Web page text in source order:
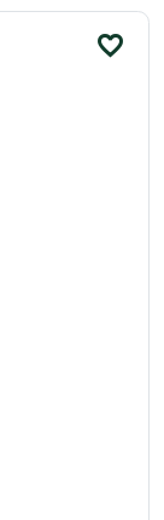
favorite_border